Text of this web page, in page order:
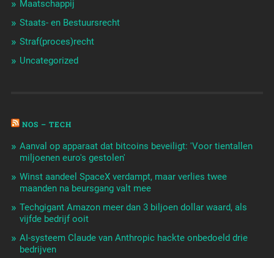
Maatschappij
Staats- en Bestuursrecht
Straf(proces)recht
Uncategorized
NOS – TECH
Aanval op apparaat dat bitcoins beveiligt: 'Voor tientallen
miljoenen euro's gestolen'
Winst aandeel SpaceX verdampt, maar verlies twee
maanden na beursgang valt mee
Techgigant Amazon meer dan 3 biljoen dollar waard, als
vijfde bedrijf ooit
AI-systeem Claude van Anthropic hackte onbedoeld drie
bedrijven